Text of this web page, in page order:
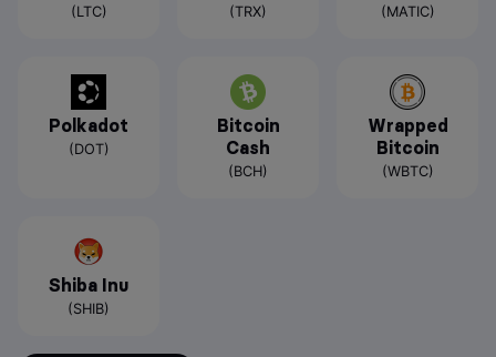
(LTC) (TRX) (MATIC)
Polkadot
(DOT)
Bitcoin
Cash
(BCH)
Wrapped
Bitcoin
(WBTC)
Shiba Inu
(SHIB)